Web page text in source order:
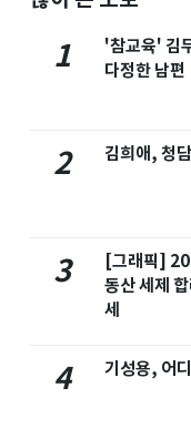
1
'참교육' 김
다정한 남편
2 김희애, 청
3
[그래픽]
동산 세제
세
4 기성용, 어